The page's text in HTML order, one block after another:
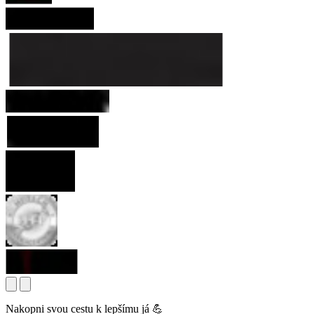
Nakopni svou cestu k lepšímu já 💪